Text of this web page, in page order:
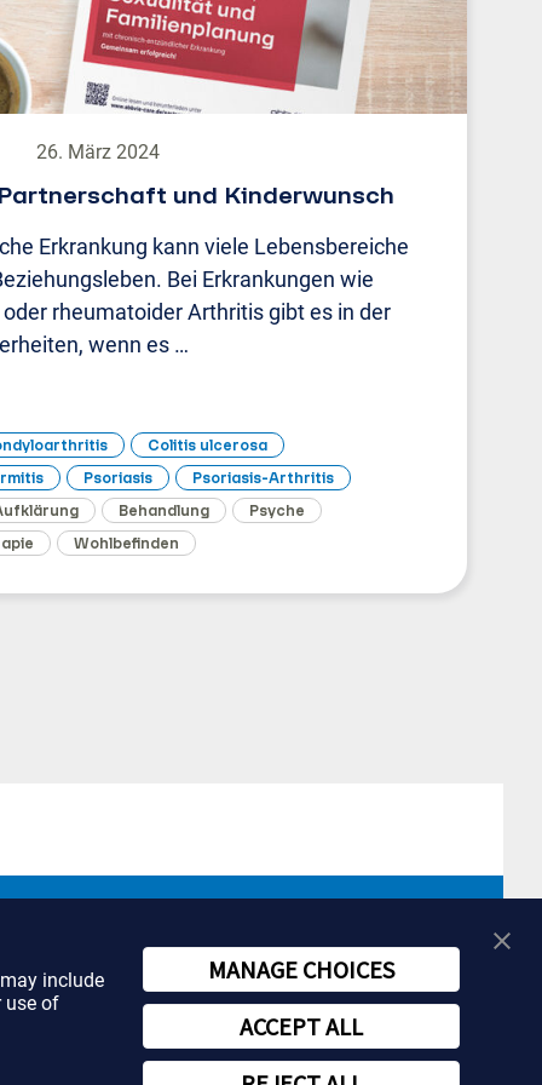
26. März 2024
und Kinderwunsch
Erkrankung kann viele Lebensbereiche
Bei Erkrankungen wie
rheumatoider Arthritis gibt es in der
wenn es …
Colitis ulcerosa
Psoriasis
Psoriasis-Arthritis
Behandlung
Psyche
Wohlbefinden
include
use of
MANAGE CHOICES
ACCEPT ALL